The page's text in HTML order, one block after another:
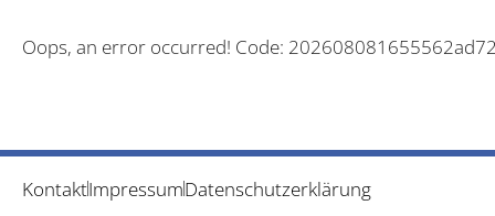
Oops, an error occurred! Code:
KontaktImpressumDatenschutzerklärung